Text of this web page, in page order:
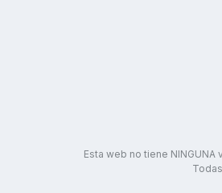
Esta web no tiene NINGUNA